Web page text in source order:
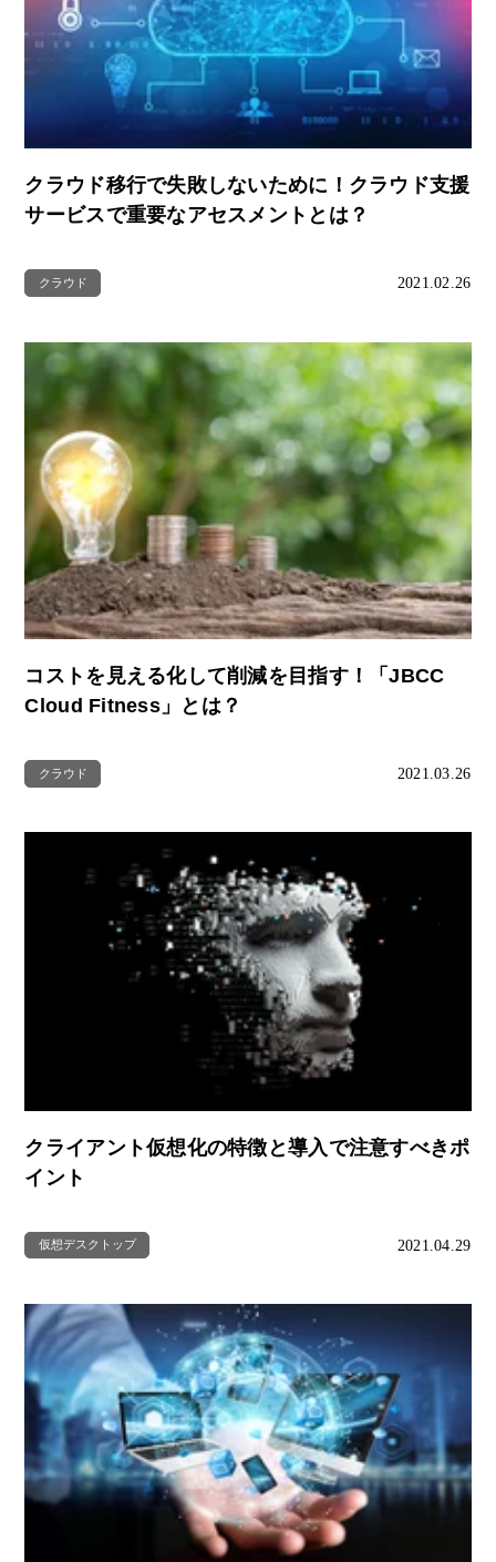
クラウド移行で失敗しないために！クラウド支援
サービスで重要なアセスメントとは？
クラウド 2021.02.26
コストを見える化して削減を目指す！「JBCC
Cloud Fitness」とは？
クラウド 2021.03.26
クライアント仮想化の特徴と導入で注意すべきポ
イント
仮想デスクトップ 2021.04.29